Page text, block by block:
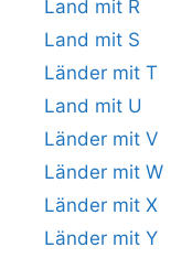
Land mit R
Land mit S
Länder mit T
Land mit U
Länder mit V
Länder mit W
Länder mit X
Länder mit Y